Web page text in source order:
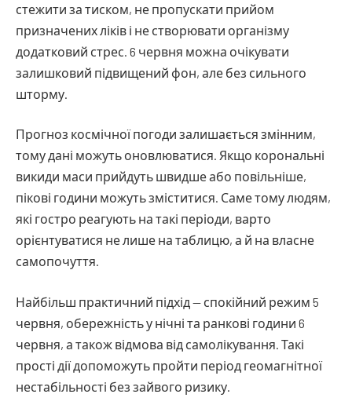
стежити за тиском, не пропускати прийом
призначених ліків і не створювати організму
додатковий стрес. 6 червня можна очікувати
залишковий підвищений фон, але без сильного
шторму.
Прогноз космічної погоди залишається змінним,
тому дані можуть оновлюватися. Якщо корональні
викиди маси прийдуть швидше або повільніше,
пікові години можуть зміститися. Саме тому людям,
які гостро реагують на такі періоди, варто
орієнтуватися не лише на таблицю, а й на власне
самопочуття.
Найбільш практичний підхід — спокійний режим 5
червня, обережність у нічні та ранкові години 6
червня, а також відмова від самолікування. Такі
прості дії допоможуть пройти період геомагнітної
нестабільності без зайвого ризику.